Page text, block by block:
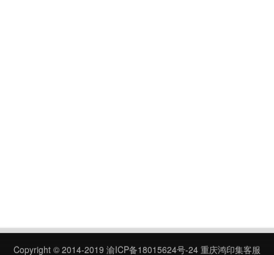
Copyright © 2014-2019 渝ICP备18015624号-24 重庆鸿印集客服